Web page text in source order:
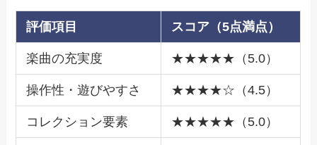
評価項目 スコア（5点満点）
楽曲の充実度 ★★★★★（5.0）
操作性・遊びやすさ ★★★★☆（4.5）
コレクション要素 ★★★★★（5.0）